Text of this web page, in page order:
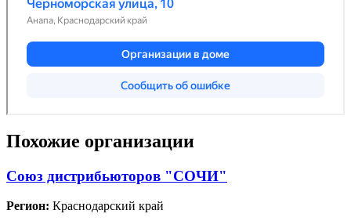
Похожие организации
Союз дистрибьюторов "СОЧИ"
Регион: Краснодарский край